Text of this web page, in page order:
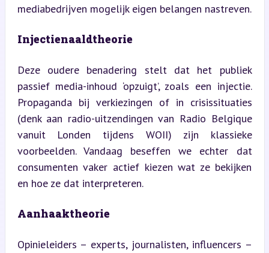
mediabedrijven mogelijk eigen belangen nastreven.
Injectienaaldtheorie
Deze oudere benadering stelt dat het publiek
passief media-inhoud ‘opzuigt’, zoals een injectie.
Propaganda bij verkiezingen of in crisissituaties
(denk aan radio-uitzendingen van Radio Belgique
vanuit Londen tijdens WOII) zijn klassieke
voorbeelden. Vandaag beseffen we echter dat
consumenten vaker actief kiezen wat ze bekijken
en hoe ze dat interpreteren.
Aanhaaktheorie
Opinieleiders – experts, journalisten, influencers –